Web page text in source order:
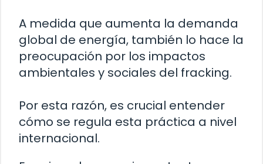
A medida que aumenta la demanda
global de energía, también lo hace la
preocupación por los impactos
ambientales y sociales del fracking.
Por esta razón, es crucial entender
cómo se regula esta práctica a nivel
internacional.